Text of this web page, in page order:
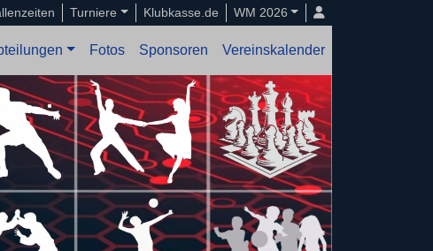
Turniere Klubkasse.de WM 2026
Fotos Sponsoren Vereinskalender